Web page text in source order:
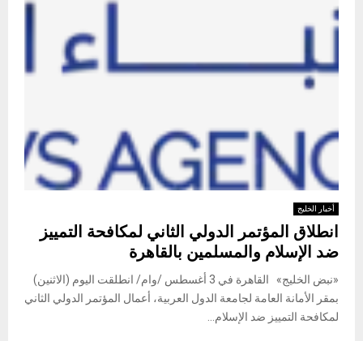
أخبار الخليج
انطلاق المؤتمر الدولي الثاني لمكافحة التمييز
ضد الإسلام والمسلمين بالقاهرة
«نبض الخليج» القاهرة في 3 أغسطس /وام/ انطلقت اليوم (الاثنين)
بمقر الأمانة العامة لجامعة الدول العربية، أعمال المؤتمر الدولي الثاني
لمكافحة التمييز ضد الإسلام...